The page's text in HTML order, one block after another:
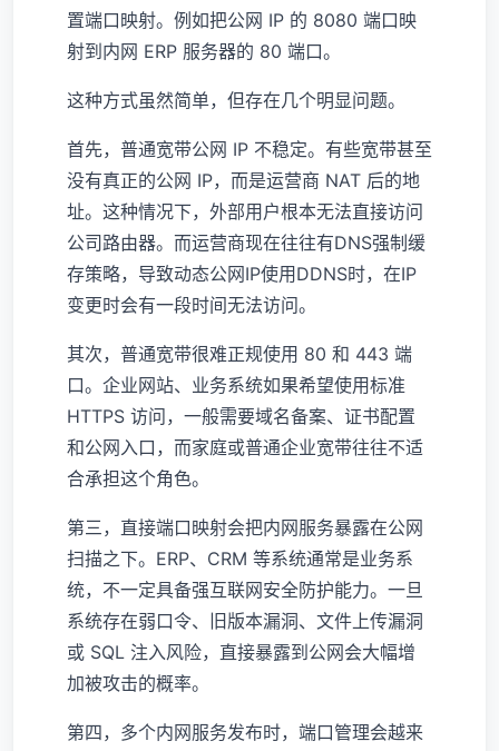
置端口映射。例如把公网 IP 的 8080 端口映
射到内网 ERP 服务器的 80 端口。
这种方式虽然简单，但存在几个明显问题。
首先，普通宽带公网 IP 不稳定。有些宽带甚至
没有真正的公网 IP，而是运营商 NAT 后的地
址。这种情况下，外部用户根本无法直接访问
公司路由器。而运营商现在往往有DNS强制缓
存策略，导致动态公网IP使用DDNS时，在IP
变更时会有一段时间无法访问。
其次，普通宽带很难正规使用 80 和 443 端
口。企业网站、业务系统如果希望使用标准
HTTPS 访问，一般需要域名备案、证书配置
和公网入口，而家庭或普通企业宽带往往不适
合承担这个角色。
第三，直接端口映射会把内网服务暴露在公网
扫描之下。ERP、CRM 等系统通常是业务系
统，不一定具备强互联网安全防护能力。一旦
系统存在弱口令、旧版本漏洞、文件上传漏洞
或 SQL 注入风险，直接暴露到公网会大幅增
加被攻击的概率。
第四，多个内网服务发布时，端口管理会越来